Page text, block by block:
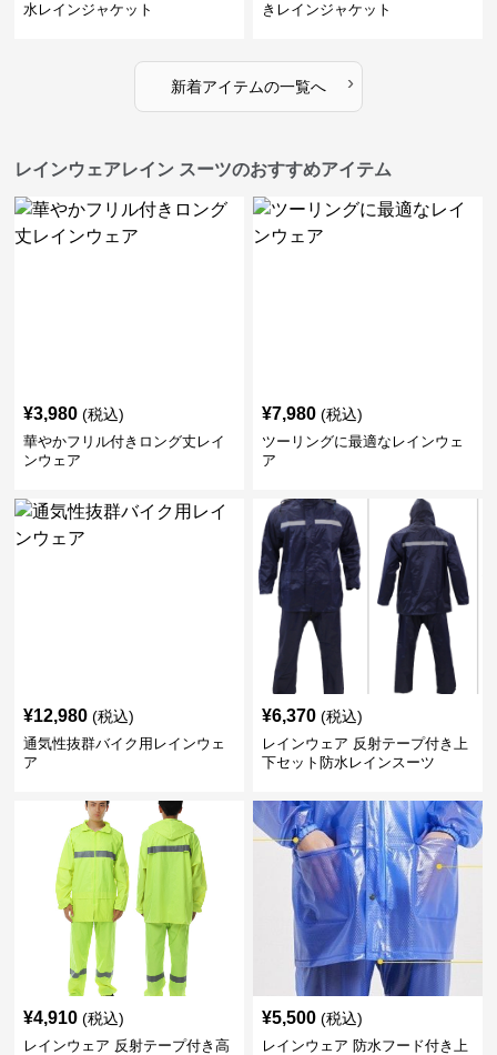
水レインジャケット
きレインジャケット
新着アイテムの一覧へ ›
レインウェアレイン スーツのおすすめアイテム
¥3,980 (税込)
華やかフリル付きロング丈レイ
ンウェア
¥7,980 (税込)
ツーリングに最適なレインウェ
ア
¥12,980 (税込)
通気性抜群バイク用レインウェ
ア
¥6,370 (税込)
レインウェア 反射テープ付き上
下セット防水レインスーツ
¥4,910 (税込)
レインウェア 反射テープ付き高
¥5,500 (税込)
レインウェア 防水フード付き上